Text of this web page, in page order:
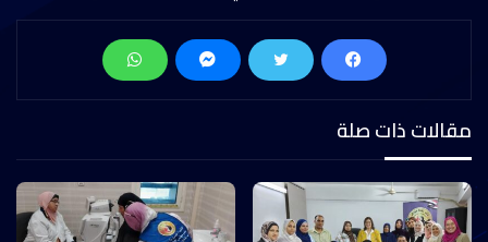
مقالات ذات صلة